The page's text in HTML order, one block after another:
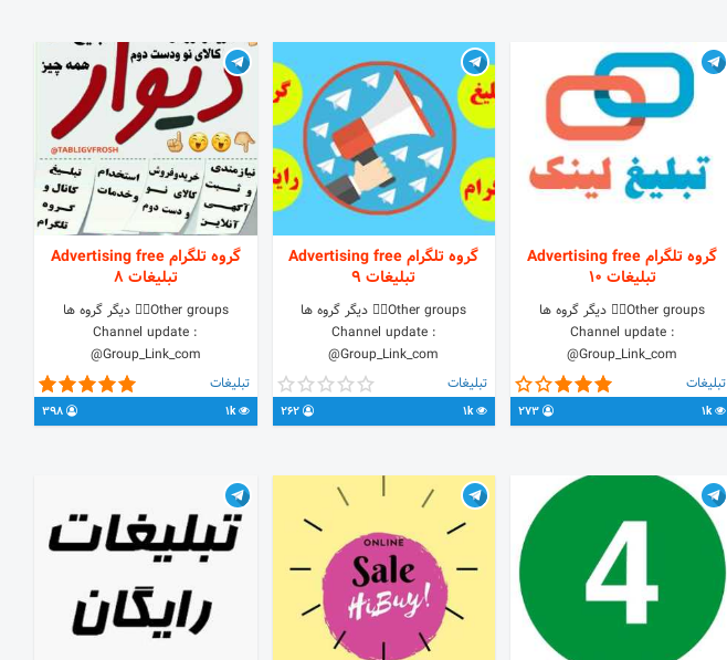
گروه تلگرام Advertising free
تبلیغات 10
Other groups👇🏼 دیگر گروه ها
Channel update :
@Group_Link_com
تبلیغات
1k
273
گروه تلگرام Advertising free
تبلیغات 9
Other groups👇🏼 دیگر گروه ها
Channel update :
@Group_Link_com
تبلیغات
1k
262
گروه تلگرام Advertising free
تبلیغات 8
Other groups👇🏼 دیگر گروه ها
Channel update :
@Group_Link_com
تبلیغات
1k
398